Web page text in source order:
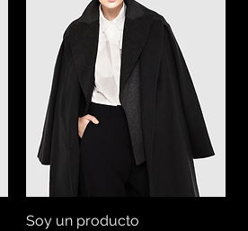
Vista rápida
Soy un producto